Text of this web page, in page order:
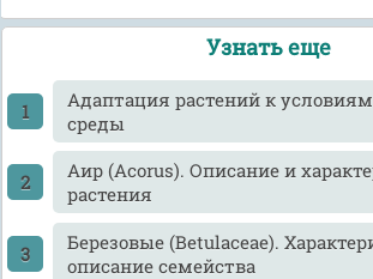
Узнать еще
Адаптация растений к
среды
Аир (Acorus). Описание и
растения
Березовые (Betulaceae).
описание семейства